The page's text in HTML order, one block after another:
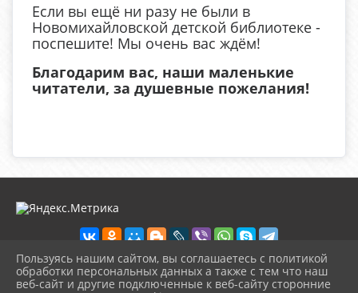
Если вы ещё ни разу не были в
Новомихайловской детской библиотеке -
поспешите! Мы очень вас ждём!
Благодарим вас, наши маленькие
читатели, за душевные пожелания!
2026 г. detbibl-novomih.ru
Пользуясь нашим сайтом, вы соглашаетесь с политикой
обработки персональных данных а также с тем что наш
веб-сайт и другие подключенные к веб-сайту сторонние